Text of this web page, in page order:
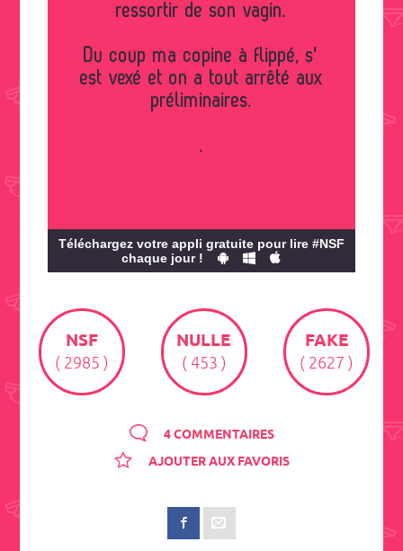
ressortir de son vagin.
Du coup ma copine à flippé, s'
est vexé et on a tout arrêté aux
préliminaires.
.
Téléchargez votre appli gratuite pour lire #NSF
chaque jour !
NSF
( 2985 )
NULLE
( 453 )
FAKE
( 2627 )
4 COMMENTAIRES
AJOUTER AUX FAVORIS